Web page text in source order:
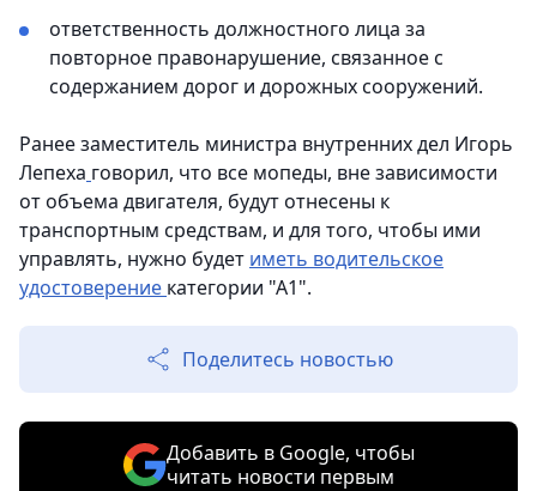
ответственность должностного лица за
повторное правонарушение, связанное с
содержанием дорог и дорожных сооружений.
Ранее заместитель министра внутренних дел Игорь
Лепеха говорил, что все мопеды, вне зависимости
от объема двигателя, будут отнесены к
транспортным средствам, и для того, чтобы ими
управлять, нужно будет иметь водительское
удостоверение категории "А1".
Поделитесь новостью
Добавить в Google, чтобы
читать новости первым